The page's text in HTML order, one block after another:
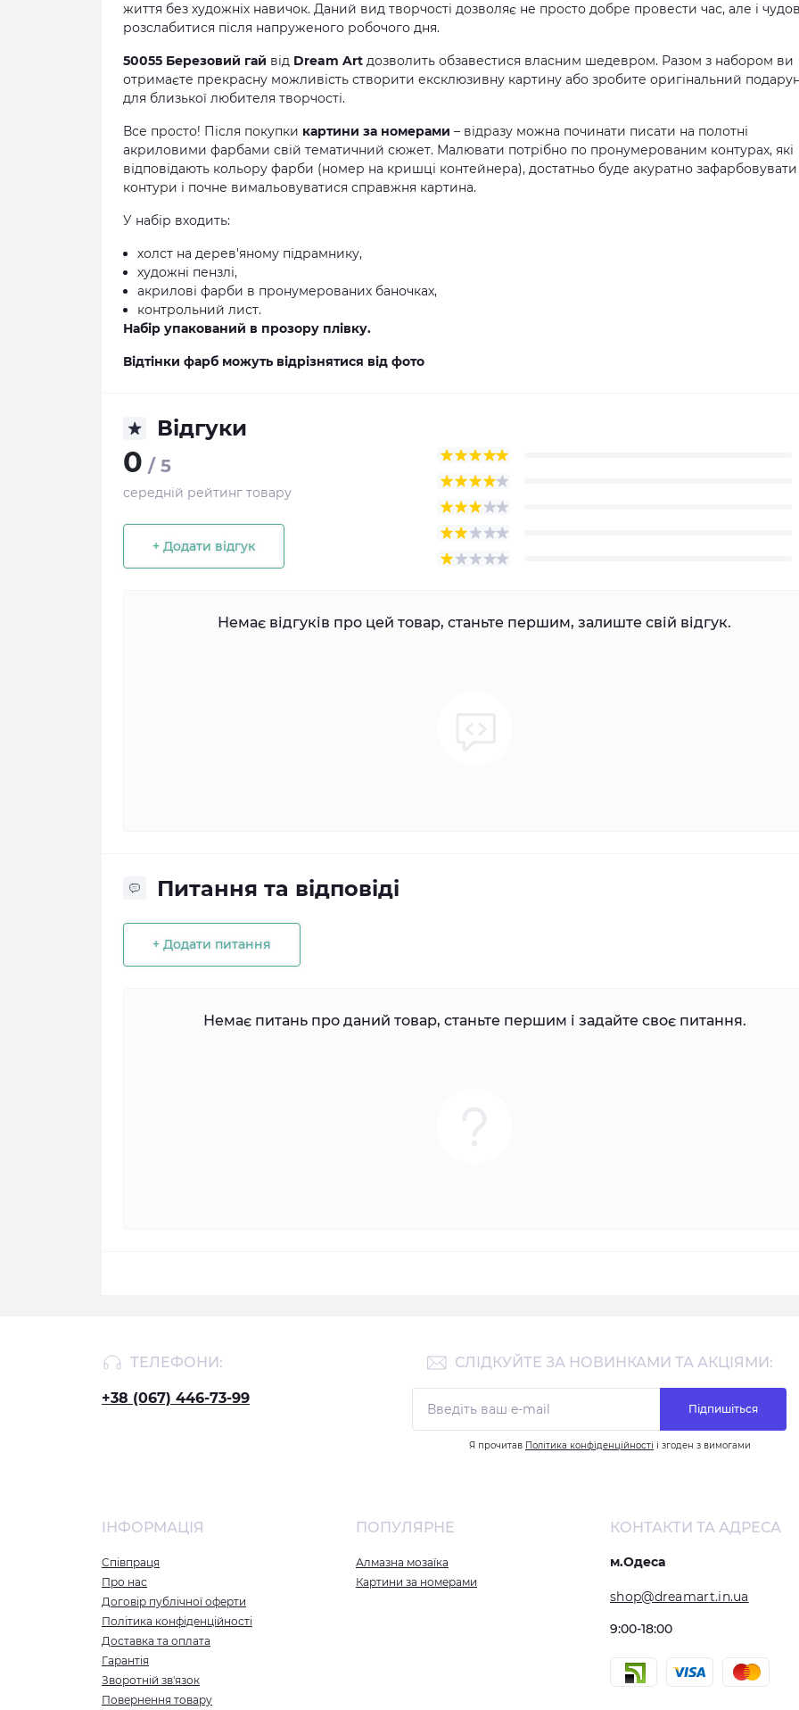
життя без художніх навичок. Даний вид творчості дозволяє не просто добре провести час, але і
розслабитися після напруженого робочого дня.
50055 Березовий гай від Dream Art дозволить обзавестися власним шедевром. Разом з набором ви
отримаєте прекрасну можливість створити ексклюзивну картину або зробите оригінальний
для близької любителя творчості.
Все просто! Після покупки картини за номерами – відразу можна починати писати на полотні
акриловими фарбами свій тематичний сюжет. Малювати потрібно по пронумерованим контурах, які
відповідають кольору фарби (номер на кришці контейнера), достатньо буде акуратно зафарбовувати
контури і почне вимальовуватися справжня картина.
У набір входить:
холст на дерев'яному підрамнику,
художні пензлі,
акрилові фарби в пронумерованих баночках,
контрольний лист.
Набір упакований в прозору плівку.
Відтінки фарб можуть відрізнятися від фото
Відгуки
0 / 5
середній рейтинг товару
+ Додати відгук
Немає відгуків про цей товар, станьте першим, залиште свій відгук.
Питання та відповіді
+ Додати питання
Немає питань про даний товар, станьте першим і задайте своє питання.
ТЕЛЕФОНИ:
+38 (067) 446-73-99
СЛІДКУЙТЕ ЗА НОВИНКАМИ ТА АКЦІЯМИ:
Підпишіться
Я прочитав Політика конфіденційності і згоден з вимогами
ІНФОРМАЦІЯ
Співпраця
Про нас
Договір публічної оферти
Політика конфіденційності
Доставка та оплата
Гарантія
Зворотній зв'язок
Повернення товару
ПОПУЛЯРНЕ
Алмазна мозаїка
Картини за номерами
КОНТАКТИ ТА АДРЕСА
м.Одеса
shop@dreamart.in.ua
9:00-18:00